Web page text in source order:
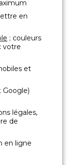
en
; couleurs
votre
et
légales,
de
en ligne